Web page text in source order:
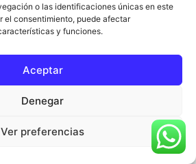
o las identificaciones únicas en este
el consentimiento, puede afectar
y funciones.
Aceptar
Denegar
Ver preferencias